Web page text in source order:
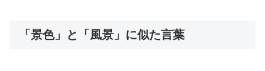
「景色」と「風景」に似た言葉